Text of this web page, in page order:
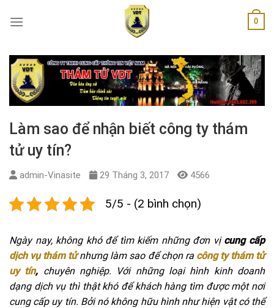
0
Làm sao để nhận biết công ty thám
tử uy tín?
admin-Vinasite 29 Tháng 3, 2017 4566
5/5 - (2 bình chọn)
Ngày nay, không khó để tìm kiếm những đơn vị cung cấp
dịch vụ thám tửnhưng làm sao để chọn ra công ty thám tử
uy tín, chuyên nghiệp. Với những loại hình kinh doanh
dạng dịch vụ thì thật khó để khách hàng tìm được một nơi
cung cấp uy tín. Bởi nó không hữu hình như hiện vật có thể